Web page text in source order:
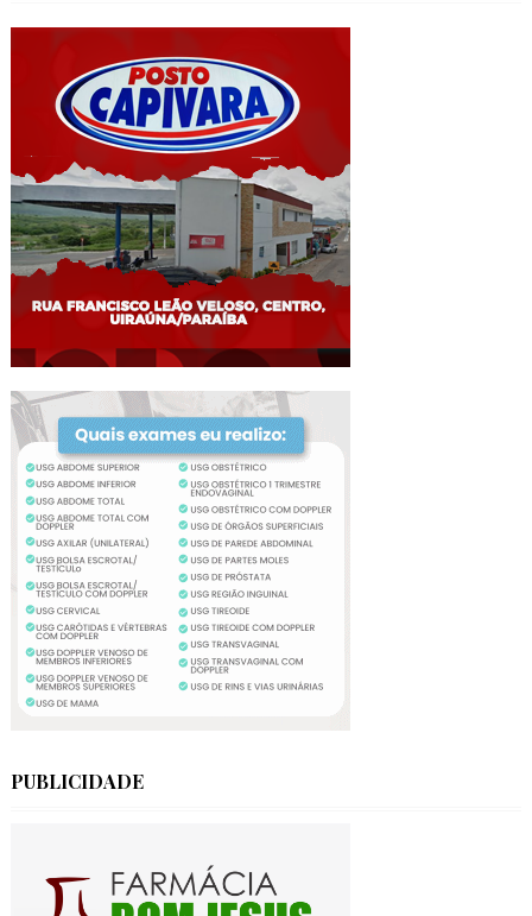
PUBLICIDADE